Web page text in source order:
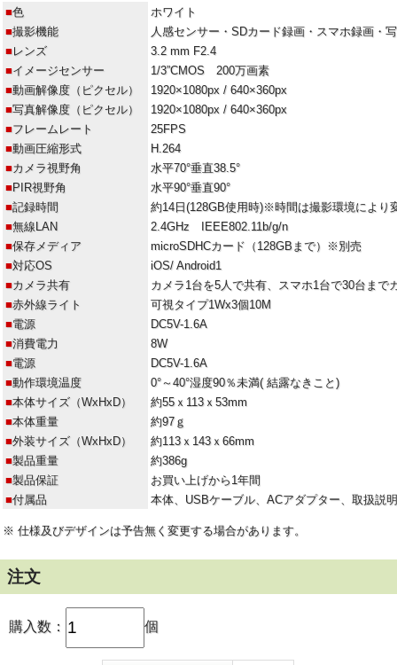
■色
ホワイト
■撮影機能
人感センサー・SDカード録画・スマホ録画・
■レンズ
3.2 mm F2.4
■イメージセンサー
1/3”CMOS 200万画素
■動画解像度（ピクセル）
1920×1080px / 640×360px
■写真解像度（ピクセル）
1920×1080px / 640×360px
■フレームレート
25FPS
■動画圧縮形式
H.264
■カメラ視野角
水平70°垂直38.5°
■PIR視野角
水平90°垂直90°
■記録時間
約14日(128GB使用時)※時間は撮影環境により
■無線LAN
2.4GHz IEEE802.11b/g/n
■保存メディア
microSDHCカード（128GBまで）※別売
■対応OS
iOS/ Android1
■カメラ共有
カメラ1台を5人で共有、スマホ1台で30台まで
■赤外線ライト
可視タイプ1Wx3個10M
■電源
DC5V-1.6A
■消費電力
8W
■電源
DC5V-1.6A
■動作環境温度
0°～40°湿度90％未満( 結露なきこと)
■本体サイズ（WxHxD）
約55ｘ113ｘ53mm
■本体重量
約97ｇ
■外装サイズ（WxHxD）
約113ｘ143ｘ66mm
■製品重量
約386g
■製品保証
お買い上げから1年間
■付属品 本体、USBケーブル、ACアダプター、取扱説
※ 仕様及びデザインは予告無く変更する場合があります。
注文
購入数： 個